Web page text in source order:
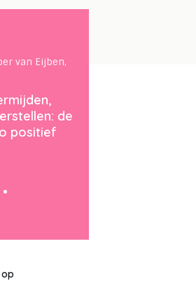
Ninaber van Eijben,
‘Big Five’: hoe je
cadeau een
traditie maakt